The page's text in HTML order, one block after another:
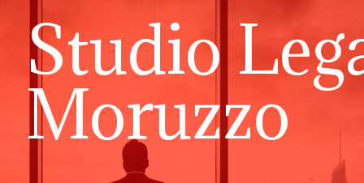
Studio
Moruzzo